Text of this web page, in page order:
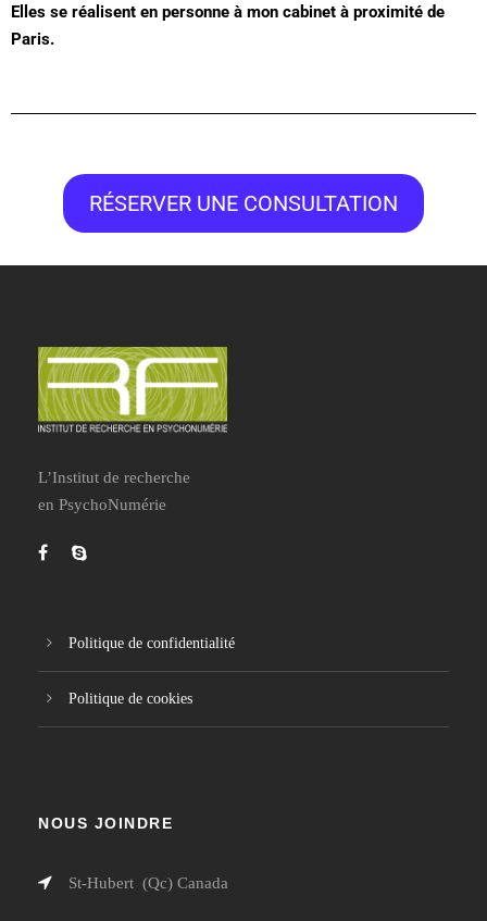
Elles se réalisent en personne à mon cabinet à proximité de
Paris.
RÉSERVER UNE CONSULTATION
L’Institut de recherche
en PsychoNumérie
Politique de confidentialité
Politique de cookies
NOUS JOINDRE
St-Hubert (Qc) Canada